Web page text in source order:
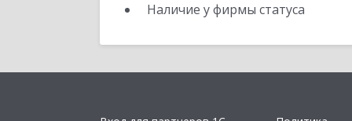
Наличие у фирмы статуса